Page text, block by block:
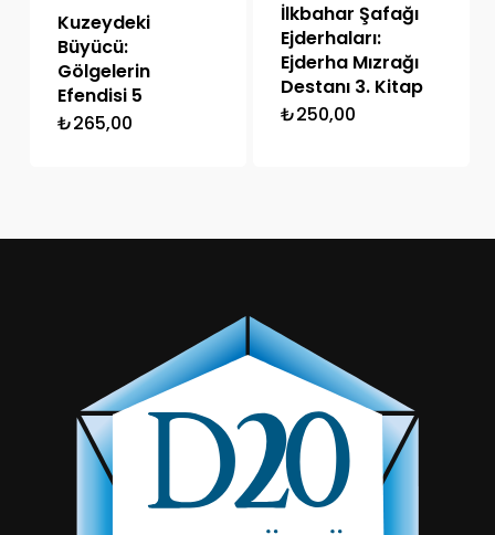
Kuzeydeki
Büyücü:
Gölgelerin
Efendisi 5
₺265,00
İlkbahar Şafağı
Ejderhaları:
Ejderha Mızrağı
Destanı 3. Kitap
₺250,00